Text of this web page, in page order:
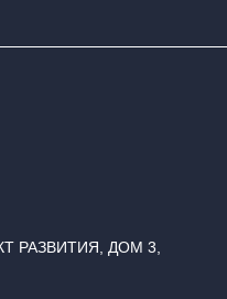
РАЗВИТИЯ, ДОМ 3,